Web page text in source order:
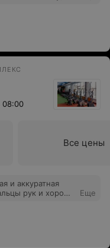
знаю,
она меня вообще!
в прическу.
Они
лесенкой. Это
насмарку.
08:00
Все цены
и аккуратная
рук и хорошо
Еще